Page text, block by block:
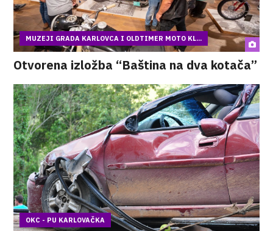
MUZEJI GRADA KARLOVCA I OLDTIMER MOTO KL...
Otvorena izložba “Baština na dva kotača”
OKC - PU KARLOVAČKA